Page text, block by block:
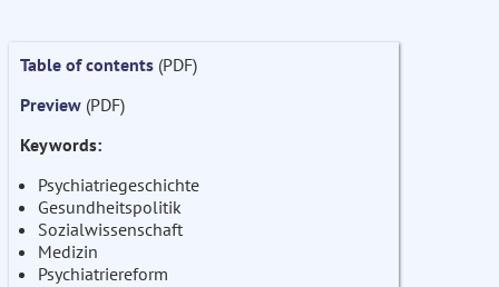
Table of contents (PDF)
Preview (PDF)
Keywords:
Psychiatriegeschichte
Gesundheitspolitik
Sozialwissenschaft
Medizin
Psychiatriereform